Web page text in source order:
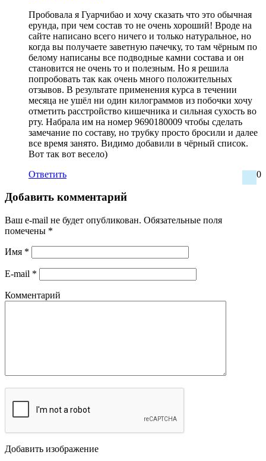
Пробовала я Гуарчибао и хочу сказать что это обычная
ерунда, при чем состав то не очень хороший! Вроде на
сайте написано всего ничего и только натуральное, но
когда вы получаете заветную пачечку, то там чёрным по
белому написаны все подводные камни состава и он
становится не очень то и полезным. Но я решила
попробовать так как очень много положительных
отзывов. В результате применения курса в течении
месяца не ушёл ни один килограммов из побочки хочу
отметить расстройство кишечника и сильная сухость во
рту. Набрала им на номер 9690180009 чтобы сделать
замечание по составу, но трубку просто бросили и далее
все время занято. Видимо добавили в чёрный список.
Вот так вот весело)
0
Ответить
Добавить комментарий
Ваш e-mail не будет опубликован. Обязательные поля
помечены *
Имя *
E-mail *
Комментарий
Добавить изображение